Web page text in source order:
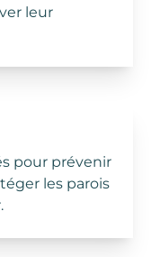
leur
pour prévenir
les parois